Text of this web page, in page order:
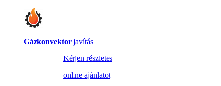
Gázkonvektor javítás
Kérjen részletes
online ajánlatot